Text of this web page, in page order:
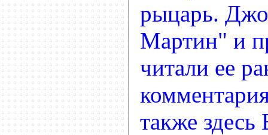
рыцарь.
Мартин" и
читали ее
также